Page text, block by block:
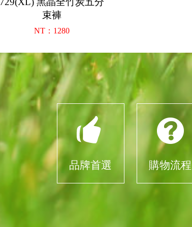
束褲
NT：1280
品牌首選 購物流程